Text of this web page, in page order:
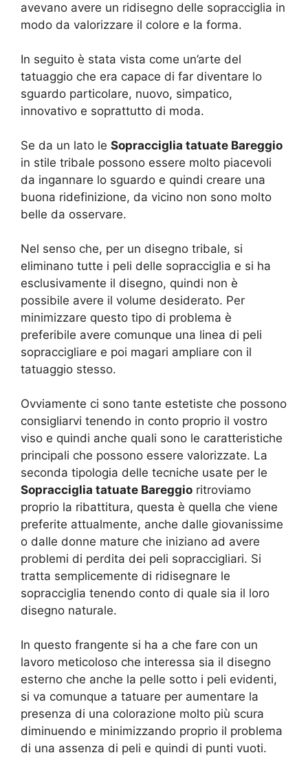
avevano avere un ridisegno delle sopracciglia in
modo da valorizzare il colore e la forma.
In seguito è stata vista come un’arte del
tatuaggio che era capace di far diventare lo
sguardo particolare, nuovo, simpatico,
innovativo e soprattutto di moda.
Se da un lato le Sopracciglia tatuate Bareggio
in stile tribale possono essere molto piacevoli
da ingannare lo sguardo e quindi creare una
buona ridefinizione, da vicino non sono molto
belle da osservare.
Nel senso che, per un disegno tribale, si
eliminano tutte i peli delle sopracciglia e si ha
esclusivamente il disegno, quindi non è
possibile avere il volume desiderato. Per
minimizzare questo tipo di problema è
preferibile avere comunque una linea di peli
sopraccigliare e poi magari ampliare con il
tatuaggio stesso.
Ovviamente ci sono tante estetiste che possono
consigliarvi tenendo in conto proprio il vostro
viso e quindi anche quali sono le caratteristiche
principali che possono essere valorizzate. La
seconda tipologia delle tecniche usate per le
Sopracciglia tatuate Bareggio ritroviamo
proprio la ribattitura, questa è quella che viene
preferite attualmente, anche dalle giovanissime
o dalle donne mature che iniziano ad avere
problemi di perdita dei peli sopraccigliari. Si
tratta semplicemente di ridisegnare le
sopracciglia tenendo conto di quale sia il loro
disegno naturale.
In questo frangente si ha a che fare con un
lavoro meticoloso che interessa sia il disegno
esterno che anche la pelle sotto i peli evidenti,
si va comunque a tatuare per aumentare la
presenza di una colorazione molto più scura
diminuendo e minimizzando proprio il problema
di una assenza di peli e quindi di punti vuoti.